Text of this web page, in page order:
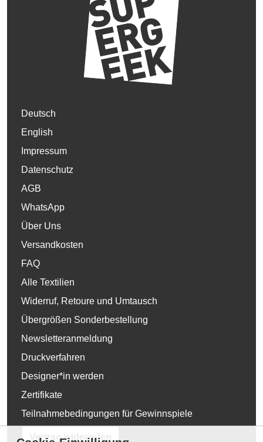
Deutsch
English
Impressum
Datenschutz
AGB
WhatsApp
Über Uns
Versandkosten
FAQ
Alle Textilien
Widerruf, Retoure und Umtausch
Übergrößen Sonderbestellung
Newsletteranmeldung
Druckverfahren
Designer*in werden
Zertifikate
Teilnahmebedingungen für Gewinnspiele
Vertrag widerrufen